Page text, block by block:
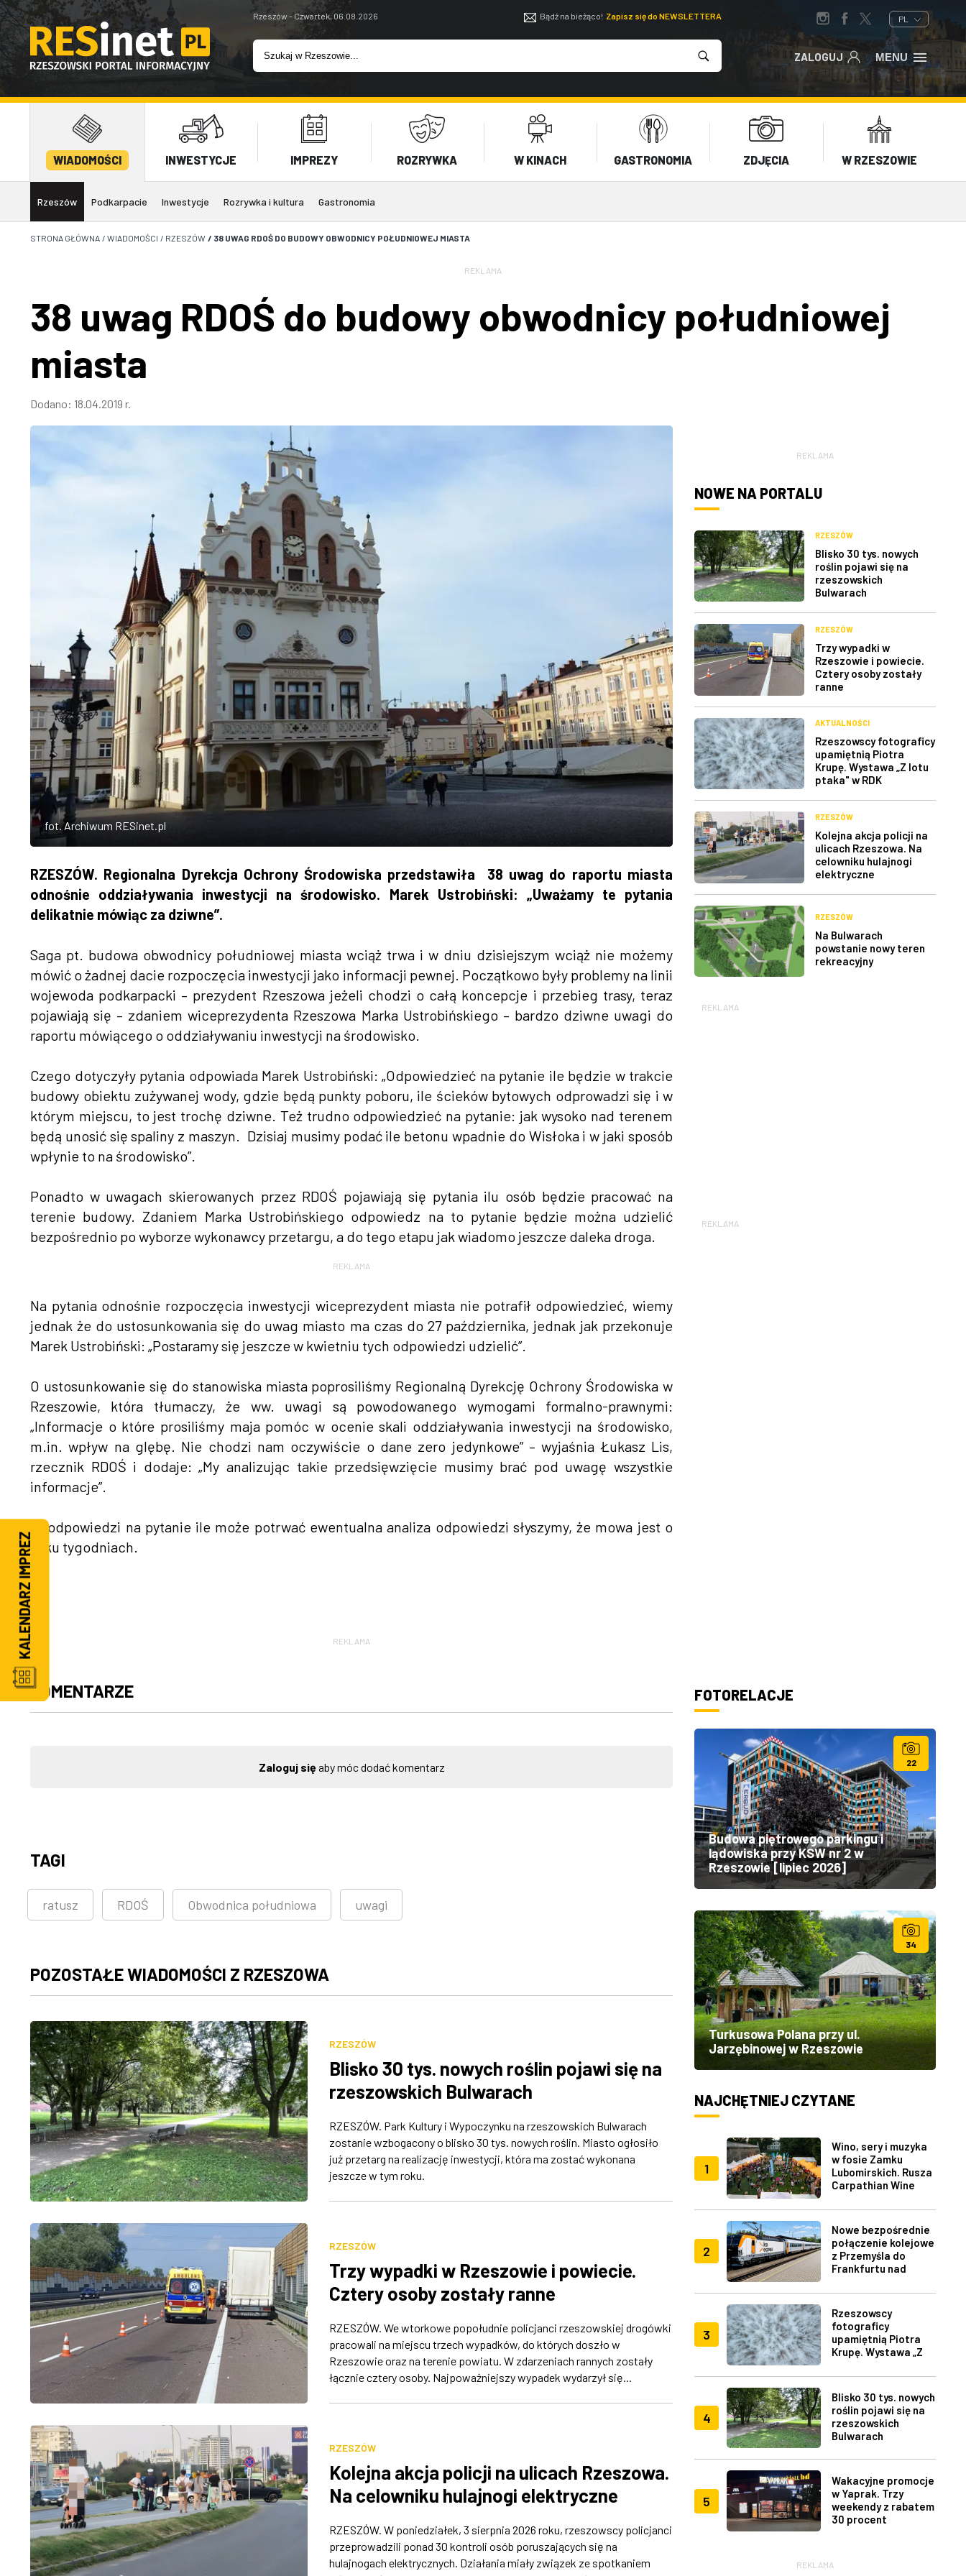
Rzeszów - Czwartek, 06.08.2026 Bądź na bieżąco! Zapisz się do NEWSLETTERA PL
ZALOGUJ MENU
WIADOMOŚCI INWESTYCJE IMPREZY ROZRYWKA W KINACH GASTRONOMIA ZDJĘCIA W RZESZOWIE
Rzeszów Podkarpacie Inwestycje Rozrywka i kultura Gastronomia
STRONA GŁÓWNA / WIADOMOŚCI / RZESZÓW / 38 UWAG RDOŚ DO BUDOWY OBWODNICY POŁUDNIOWEJ MIASTA
REKLAMA
38 uwag RDOŚ do budowy obwodnicy południowej
miasta
Dodano: 18.04.2019 r.
fot. Archiwum RESinet.pl
RZESZÓW. Regionalna Dyrekcja Ochrony Środowiska przedstawiła 38 uwag do raportu miasta
odnośnie oddziaływania inwestycji na środowisko. Marek Ustrobiński: „Uważamy te pytania
delikatnie mówiąc za dziwne”.
Saga pt. budowa obwodnicy południowej miasta wciąż trwa i w dniu dzisiejszym wciąż nie możemy
mówić o żadnej dacie rozpoczęcia inwestycji jako informacji pewnej. Początkowo były problemy na linii
wojewoda podkarpacki – prezydent Rzeszowa jeżeli chodzi o całą koncepcje i przebieg trasy, teraz
pojawiają się – zdaniem wiceprezydenta Rzeszowa Marka Ustrobińskiego – bardzo dziwne uwagi do
raportu mówiącego o oddziaływaniu inwestycji na środowisko.
Czego dotyczyły pytania odpowiada Marek Ustrobiński: „Odpowiedzieć na pytanie ile będzie w trakcie
budowy obiektu zużywanej wody, gdzie będą punkty poboru, ile ścieków bytowych odprowadzi się i w
którym miejscu, to jest trochę dziwne. Też trudno odpowiedzieć na pytanie: jak wysoko nad terenem
będą unosić się spaliny z maszyn. Dzisiaj musimy podać ile betonu wpadnie do Wisłoka i w jaki sposób
wpłynie to na środowisko”.
Ponadto w uwagach skierowanych przez RDOŚ pojawiają się pytania ilu osób będzie pracować na
terenie budowy. Zdaniem Marka Ustrobińskiego odpowiedz na to pytanie będzie można udzielić
bezpośrednio po wyborze wykonawcy przetargu, a do tego etapu jak wiadomo jeszcze daleka droga.
REKLAMA
Na pytania odnośnie rozpoczęcia inwestycji wiceprezydent miasta nie potrafił odpowiedzieć, wiemy
jednak że do ustosunkowania się do uwag miasto ma czas do 27 października, jednak jak przekonuje
Marek Ustrobiński: „Postaramy się jeszcze w kwietniu tych odpowiedzi udzielić”.
O ustosunkowanie się do stanowiska miasta poprosiliśmy Regionalną Dyrekcję Ochrony Środowiska w
Rzeszowie, która tłumaczy, że ww. uwagi są powodowanego wymogami formalno-prawnymi:
„Informacje o które prosiliśmy maja pomóc w ocenie skali oddziaływania inwestycji na środowisko,
m.in. wpływ na glębę. Nie chodzi nam oczywiście o dane zero jedynkowe” – wyjaśnia Łukasz Lis,
rzecznik RDOŚ i dodaje: „My analizując takie przedsięwzięcie musimy brać pod uwagę wszystkie
informacje”.
W odpowiedzi na pytanie ile może potrwać ewentualna analiza odpowiedzi słyszymy, że mowa jest o
kilku tygodniach.
REKLAMA
KOMENTARZE
Zaloguj sięaby móc dodać komentarz
TAGI
ratusz RDOŚ Obwodnica południowa uwagi
POZOSTAŁE WIADOMOŚCI Z RZESZOWA
RZESZÓW
Blisko 30 tys. nowych roślin pojawi się na
rzeszowskich Bulwarach
RZESZÓW. Park Kultury i Wypoczynku na rzeszowskich Bulwarach
zostanie wzbogacony o blisko 30 tys. nowych roślin. Miasto ogłosiło
już przetarg na realizację inwestycji, która ma zostać wykonana
jeszcze w tym roku.
RZESZÓW
Trzy wypadki w Rzeszowie i powiecie.
Cztery osoby zostały ranne
RZESZÓW. We wtorkowe popołudnie policjanci rzeszowskiej drogówki
pracowali na miejscu trzech wypadków, do których doszło w
Rzeszowie oraz na terenie powiatu. W zdarzeniach rannych zostały
łącznie cztery osoby. Najpoważniejszy wypadek wydarzył się...
RZESZÓW
Kolejna akcja policji na ulicach Rzeszowa.
Na celowniku hulajnogi elektryczne
RZESZÓW. W poniedziałek, 3 sierpnia 2026 roku, rzeszowscy policjanci
przeprowadzili ponad 30 kontroli osób poruszających się na
hulajnogach elektrycznych. Działania miały związek ze spotkaniem
REKLAMA
NOWE NA PORTALU
RZESZÓW
Blisko 30 tys. nowych
roślin pojawi się na
rzeszowskich
Bulwarach
RZESZÓW
Trzy wypadki w
Rzeszowie i powiecie.
Cztery osoby zostały
ranne
AKTUALNOŚCI
Rzeszowscy fotograficy
upamiętnią Piotra
Krupę. Wystawa „Z lotu
ptaka" w RDK
RZESZÓW
Kolejna akcja policji na
ulicach Rzeszowa. Na
celowniku hulajnogi
elektryczne
RZESZÓW
Na Bulwarach
powstanie nowy teren
rekreacyjny
REKLAMA
REKLAMA
FOTORELACJE
22
Budowa piętrowego parkingu i
lądowiska przy KSW nr 2 w
Rzeszowie [lipiec 2026]
34
Turkusowa Polana przy ul.
Jarzębinowej w Rzeszowie
NAJCHĘTNIEJ CZYTANE
1
Wino, sery i muzyka
w fosie Zamku
Lubomirskich. Rusza
Carpathian Wine
2
Nowe bezpośrednie
połączenie kolejowe
z Przemyśla do
Frankfurtu nad
3
Rzeszowscy
fotograficy
upamiętnią Piotra
Krupę. Wystawa „Z
4
Blisko 30 tys. nowych
roślin pojawi się na
rzeszowskich
Bulwarach
5
Wakacyjne promocje
w Yaprak. Trzy
weekendy z rabatem
30 procent
REKLAMA
KALENDARZ IMPREZ